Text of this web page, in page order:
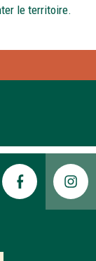
le territoire.